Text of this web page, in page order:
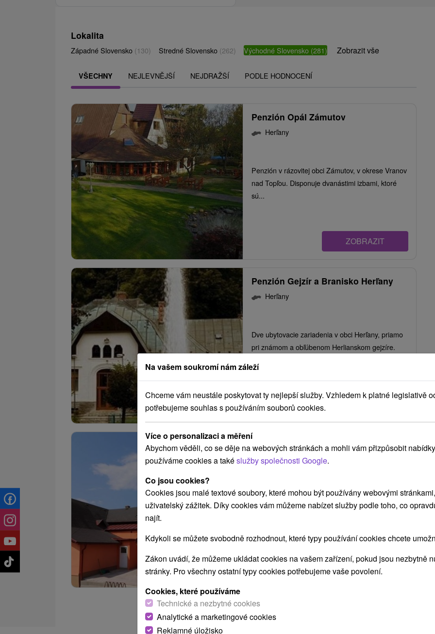
Lokalita
Západné Slovensko (130) Stredné Slovensko (262) Východné Slovensko (281) Zobrazit vše
VŠECHNY NEJLEVNĚJŠÍ NEJDRAŽŠÍ PODLE HODNOCENÍ
Penzión Opál Zámutov
Herľany
Penzión v rázovitej obci Zámutov, v okrese Vranov
nad Topľou. Disponuje dvanástimi izbami, ktoré
sú...
ZOBRAZIT
Penzión Gejzír a Branisko Herľany
Herľany
Dve ubytovacie zariadenia v obci Herľany, priamo
pri známom a obľúbenom Herlianskom gejzíre.
Penzión Domino Sečovce
Herľany
Penzión Domino je situovaný do krásneho
prostredia regiónu Zemplín, v meste Sečovce. K
ZOBRAZIT
Na vašem soukromí nám záleží
Chceme vám neustále poskytovat ty nejlepší služby. Vzhledem k platné legislativě
potřebujeme souhlas s používáním souborů cookies.
Více o personalizaci a měření
Abychom věděli, co se děje na webových stránkách a mohli vám přizpůsobit
používáme cookies a takéslužby společnosti Google.
Co jsou cookies?
Cookies jsou malé textové soubory, které mohou být používány webovými
uživatelský zážitek. Díky cookies vám můžeme nabízet služby podle toho, co
najít.
Kdykoli se můžete svobodně rozhodnout, které typy používání cookies chcete
Zákon uvádí, že můžeme ukládat cookies na vašem zařízení, pokud jsou nezbytně
stránky. Pro všechny ostatní typy cookies potřebujeme vaše povolení.
Cookies, které používáme
Technické a nezbytné cookies
Analytické a marketingové cookies
Reklamné úložisko